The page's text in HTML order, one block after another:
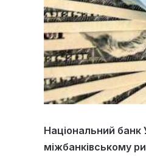
Національний
міжбанківському